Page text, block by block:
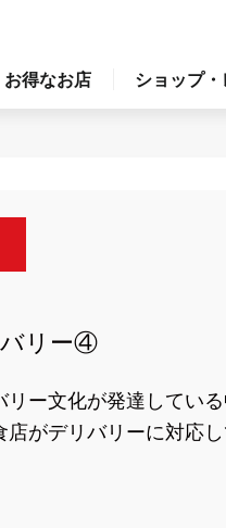
お得なお店 ショップ
リー④
リー文化が発達してい
店がデリバリーに対応